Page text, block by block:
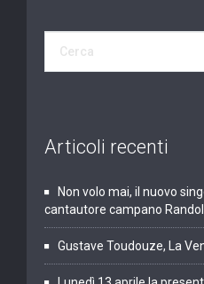
Articoli recenti
Non volo mai, il nuovo
cantautore campano
Gustave Toudouze, La